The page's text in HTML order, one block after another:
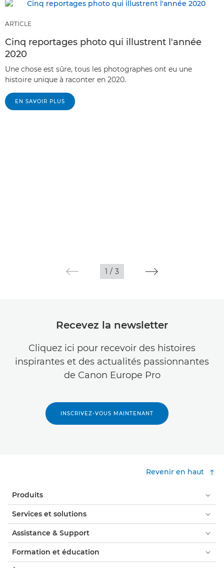
ARTICLE
Cinq reportages photo qui illustrent l'année
2020
Une chose est sûre, tous les photographes ont eu une
histoire unique à raconter en 2020.
EN SAVOIR PLUS
1 / 3
Recevez la newsletter
Cliquez ici pour recevoir des histoires
inspirantes et des actualités passionnantes
de Canon Europe Pro
INSCRIVEZ-VOUS MAINTENANT
Revenir en haut
Produits
Services et solutions
Assistance & Support
Formation et éducation